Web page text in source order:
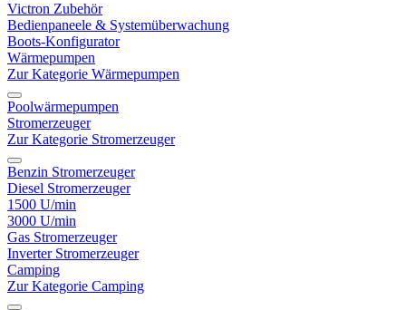
Victron Zubehör
Bedienpaneele & Systemüberwachung
Boots-Konfigurator
Wärmepumpen
Zur Kategorie Wärmepumpen
Poolwärmepumpen
Stromerzeuger
Zur Kategorie Stromerzeuger
Benzin Stromerzeuger
Diesel Stromerzeuger
1500 U/min
3000 U/min
Gas Stromerzeuger
Inverter Stromerzeuger
Camping
Zur Kategorie Camping